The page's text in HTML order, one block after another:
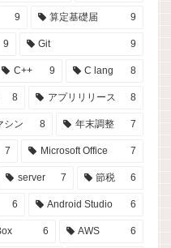
9 算定基礎届 9
9 Git 9
C++ 9 C lang 8
8 アプリリリース 8
シン 8 年末調整 7
7 Microsoft Office 7
server 7 節税 6
6 Android Studio 6
6 AWS 6